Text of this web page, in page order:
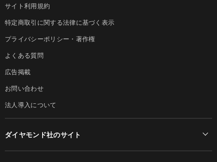
サイト利用規約
特定商取引に関する法律に基づく表示
プライバシーポリシー・著作権
よくある質問
広告掲載
お問い合わせ
法人導入について
ダイヤモンド社のサイト